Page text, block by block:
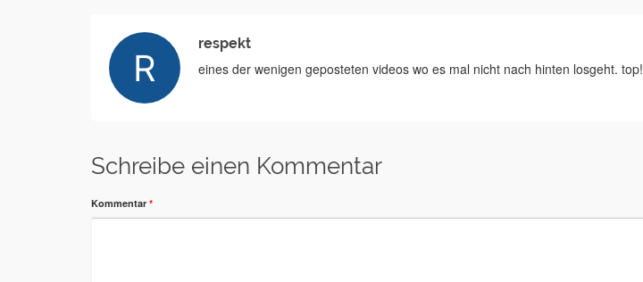
respekt
eines der wenigen geposteten videos wo es mal nicht nach hinten losgeht. top!
Schreibe einen Kommentar
Kommentar *